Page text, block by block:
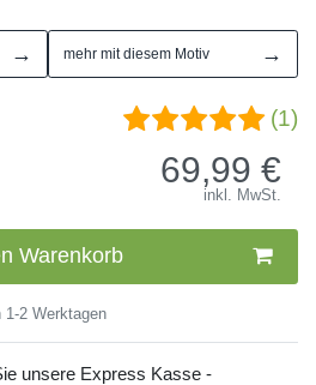
→ mehr mit diesem Motiv →
(1)
69,99 €
inkl. MwSt.
Warenkorb
1-2 Werktagen
unsere Express Kasse -